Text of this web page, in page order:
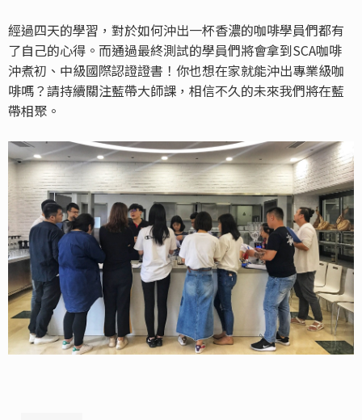
經過四天的學習，對於如何沖出一杯香濃的咖啡學員們都有
了自己的心得。而通過最終測試的學員們將會拿到SCA咖啡
沖煮初、中級國際認證證書！你也想在家就能沖出專業級咖
啡嗎？請持續關注藍帶大師課，相信不久的未來我們將在藍
帶相聚。